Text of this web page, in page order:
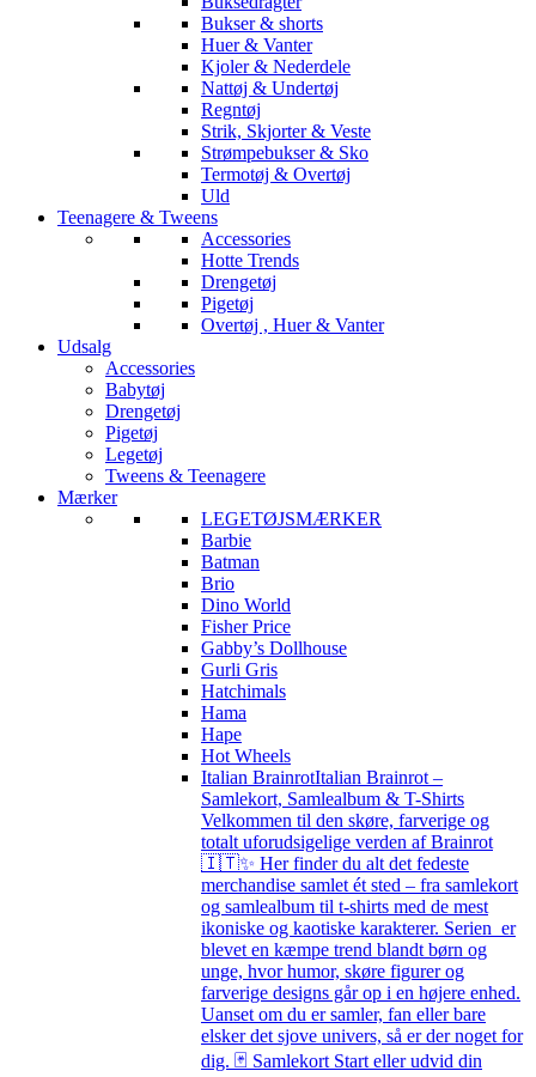
Bukser & shorts
Huer & Vanter
Kjoler & Nederdele
Nattøj & Undertøj
Regntøj
Strik, Skjorter & Veste
Strømpebukser & Sko
Termotøj & Overtøj
Uld
Teenagere & Tweens
Accessories
Hotte Trends
Drengetøj
Pigetøj
Overtøj , Huer & Vanter
Udsalg
Accessories
Babytøj
Drengetøj
Pigetøj
Legetøj
Tweens & Teenagere
Mærker
LEGETØJSMÆRKER
Barbie
Batman
Brio
Dino World
Fisher Price
Gabby’s Dollhouse
Gurli Gris
Hatchimals
Hama
Hape
Hot Wheels
Italian BrainrotItalian Brainrot –
Samlekort, Samlealbum & T-Shirts
Velkommen til den skøre, farverige og
totalt uforudsigelige verden af Brainrot
🇮🇹✨ Her finder du alt det fedeste
merchandise samlet ét sted – fra samlekort
og samlealbum til t-shirts med de mest
ikoniske og kaotiske karakterer. Serien er
blevet en kæmpe trend blandt børn og
unge, hvor humor, skøre figurer og
farverige designs går op i en højere enhed.
Uanset om du er samler, fan eller bare
elsker det sjove univers, så er der noget for
dig. 🃏 Samlekort Start eller udvid din